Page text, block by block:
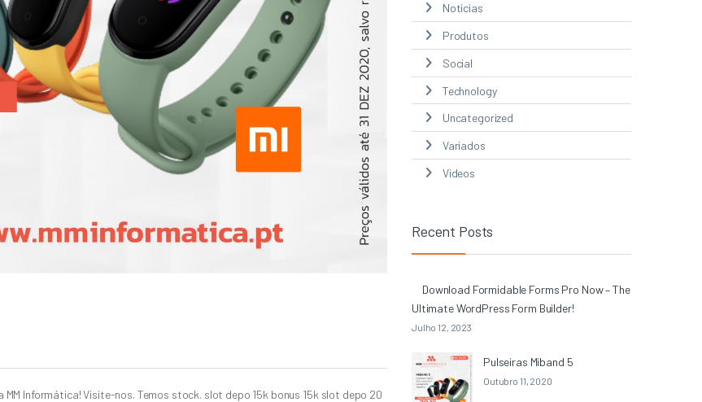
Informática! Visite-nos. Temos stock. slot depo 15k bonus 15k slot depo 20
Notícias
Produtos
Social
Technology
Uncategorized
Variados
Videos
Recent Posts
Download Formidable Forms Pro Now – The
Ultimate WordPress Form Builder!
Julho 12, 2023
Pulseiras Miband 5
Outubro 11, 2020